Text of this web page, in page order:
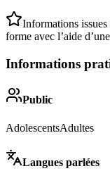
Informations
forme avec l’aide
Informations
Public
AdolescentsAdultes
Langues parlées